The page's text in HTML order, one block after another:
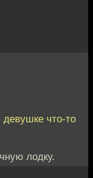
что-то
лодку.